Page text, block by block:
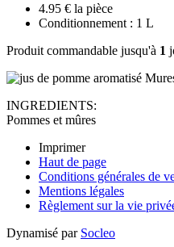
4.95 € la pièce
Conditionnement : 1 L
Produit commandable jusqu'à 1
INGREDIENTS:
Pommes et mûres
Imprimer
Haut de page
Conditions générales de
Mentions légales
Règlement sur la vie
Dynamisé par Socleo